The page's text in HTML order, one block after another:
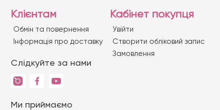
Клієнтам
Обмін та повернення
Iнформація про доставку
Слідкуйте за нами
Ми приймаємо
Кабінет покупця
Увійти
Створити обліковий запис
Замовлення